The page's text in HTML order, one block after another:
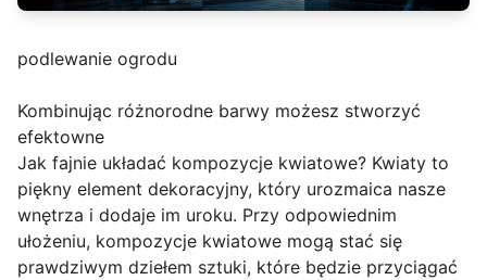
podlewanie ogrodu
Kombinując różnorodne barwy możesz stworzyć
efektowne
Jak fajnie układać kompozycje kwiatowe? Kwiaty to
piękny element dekoracyjny, który urozmaica nasze
wnętrza i dodaje im uroku. Przy odpowiednim
ułożeniu, kompozycje kwiatowe mogą stać się
prawdziwym dziełem sztuki, które będzie przyciągać